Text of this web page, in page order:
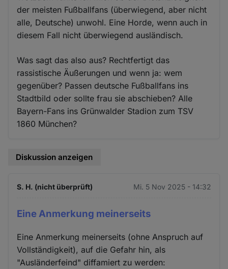
der meisten Fußballfans (überwiegend, aber nicht
alle, Deutsche) unwohl. Eine Horde, wenn auch in
diesem Fall nicht überwiegend ausländisch.
Was sagt das also aus? Rechtfertigt das
rassistische Äußerungen und wenn ja: wem
gegenüber? Passen deutsche Fußballfans ins
Stadtbild oder sollte frau sie abschieben? Alle
Bayern-Fans ins Grünwalder Stadion zum TSV
1860 München?
Diskussion anzeigen
S. H. (nicht überprüft) Mi. 5 Nov 2025 - 14:32
Eine Anmerkung meinerseits
Eine Anmerkung meinerseits (ohne Anspruch auf
Vollständigkeit), auf die Gefahr hin, als
"Ausländerfeind" diffamiert zu werden: